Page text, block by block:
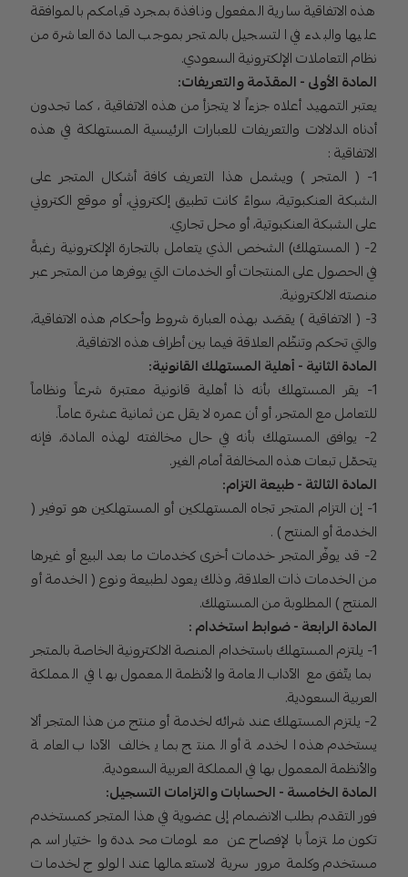
هذه الاتفاقية سارية المفعول ونافذة بمجرد قيامكم بالموافقة
عليها والبدء في التسجيل بالمتجر بموجب المادة العاشرة من
نظام التعاملات الإلكترونية السعودي.
المادة الأولى - المقدّمة والتعريفات:
يعتبر التمهيد أعلاه جزءاً لا يتجزأ من هذه الاتفاقية ، كما تجدون
أدناه الدلالات والتعريفات للعبارات الرئيسية المستهلكة في هذه
الاتفاقية :
1- ( المتجر ) ويشمل هذا التعريف كافة أشكال المتجر على
الشبكة العنكبوتية، سواءً كانت تطبيق إلكتروني، أو موقع الكتروني
على الشبكة العنكبوتية، أو محل تجاري.
2- ( المستهلك) الشخص الذي يتعامل بالتجارة الإلكترونية رغبةً
في الحصول على المنتجات أو الخدمات التي يوفرها من المتجر عبر
منصته الالكترونية.
3- ( الاتفاقية ) يقصَد بهذه العبارة شروط وأحكام هذه الاتفاقية،
والتي تحكم وتنظّم العلاقة فيما بين أطراف هذه الاتفاقية.
المادة الثانية - أهلية المستهلك القانونية:
1- يقر المستهلك بأنه ذا أهلية قانونية معتبرة شرعاً ونظاماً
للتعامل مع المتجر، أو أن عمره لا يقل عن ثمانية عشرة عاماً.
2- يوافق المستهلك بأنه في حال مخالفته لهذه المادة، فإنه
يتحمّل تبعات هذه المخالفة أمام الغير.
المادة الثالثة - طبيعة التزام:
1- إن التزام المتجر تجاه المستهلكين أو المستهلكين هو توفير (
الخدمة أو المنتج ) .
2- قد يوفّر المتجر خدمات أخرى كخدمات ما بعد البيع أو غيرها
من الخدمات ذات العلاقة، وذلك يعود لطبيعة ونوع ( الخدمة أو
المنتج ) المطلوبة من المستهلك.
المادة الرابعة - ضوابط استخدام :
1- يلتزم المستهلك باستخدام المنصة الالكترونية الخاصة بالمتجر
بما يتّفق مع الآداب العامة والأنظمة المعمول بها في المملكة
العربية السعودية.
2- يلتزم المستهلك عند شرائه لخدمة أو منتج من هذا المتجر ألا
يستخدم هذه الخدمة أو المنتج بما يخالف الآداب العامة
والأنظمة المعمول بها في المملكة العربية السعودية.
المادة الخامسة - الحسابات والتزامات التسجيل:
فور التقدم بطلب الانضمام إلى عضوية في هذا المتجر كمستخدم
تكون ملتزماً بالإفصاح عن معلومات محددة واختيار اسم
مستخدم وكلمة مرور سرية لاستعمالها عند الولوج لخدمات